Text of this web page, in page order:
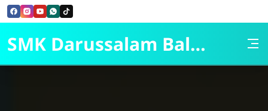
Skip to Content
SMK Darussalam Balapulang